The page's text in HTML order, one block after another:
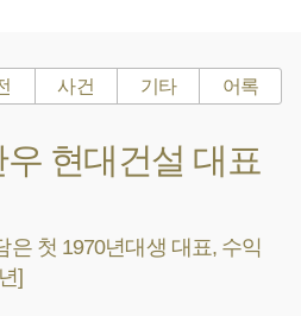
사건 기타 어록
현대건설 대표
은 첫 1970년대생 대표, 수익
]